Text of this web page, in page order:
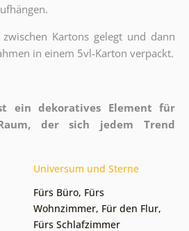
Kartons gelegt und dann
in einem 5vl-Karton verpackt.
ein dekoratives Element für
der sich jedem Trend
Universum und Sterne
Fürs Büro, Fürs
Wohnzimmer, Für den Flur,
Fürs Schlafzimmer